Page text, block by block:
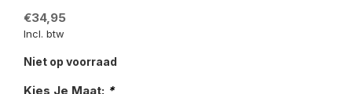
€34,95
Incl. btw
Niet op voorraad
Kies Je Maat: *